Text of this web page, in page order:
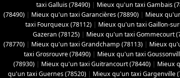
taxi Galluis (78490) | Mieux qu'un taxi Gambais
(78490) | Mieux qu'un taxi Garancières (78890) | Mieux
taxi Fourqueux (78112) | Mieux qu'un taxi Gaillon-
Gazeran (78125) | Mieux qu'un taxi Gommecourt
(78770) | Mieux qu'un taxi Grandchamp (78113) | Mieux
taxi Grosrouvre (78490) | Mieux qu'un taxi
(78930) | Mieux qu'un taxi Guitrancourt (78440) | Mieux
qu'un taxi Guernes (78520) | Mieux qu'un taxi Gargenville